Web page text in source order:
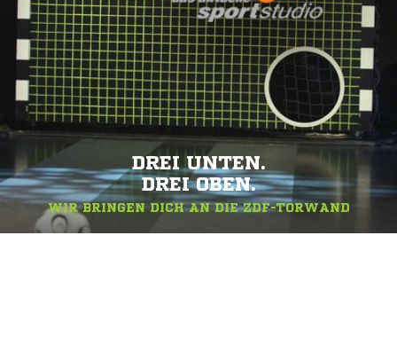
DREI UNTEN.
DREI OBEN.
WIR BRINGEN DICH AN DIE ZDF-TORWAND